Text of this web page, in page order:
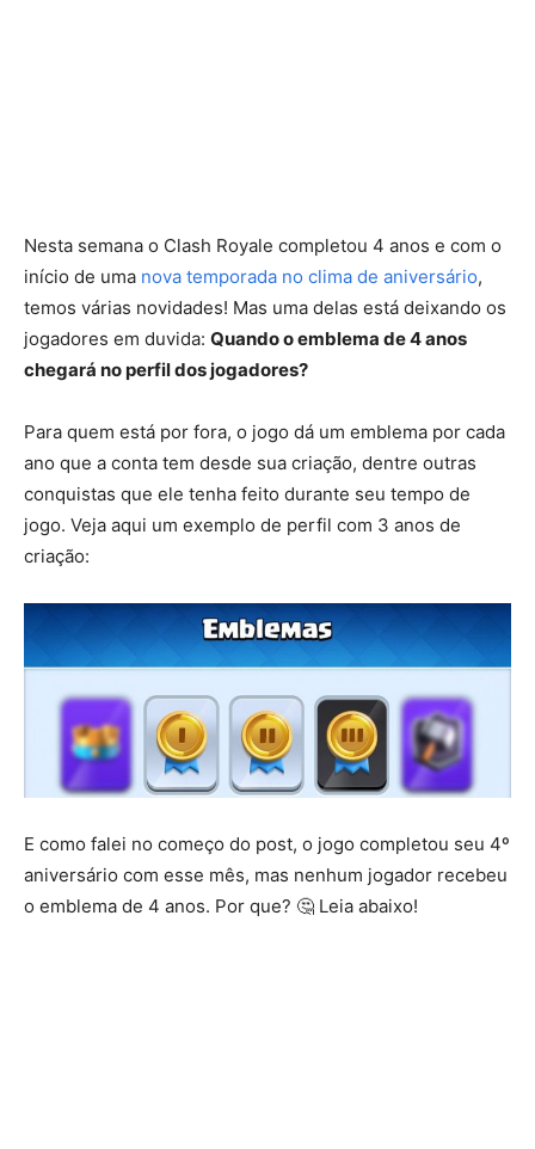
Nesta semana o Clash Royale completou 4 anos e com o
início de uma nova temporada no clima de aniversário,
temos várias novidades! Mas uma delas está deixando os
jogadores em duvida: Quando o emblema de 4 anos
chegará no perfil dos jogadores?
Para quem está por fora, o jogo dá um emblema por cada
ano que a conta tem desde sua criação, dentre outras
conquistas que ele tenha feito durante seu tempo de
jogo. Veja aqui um exemplo de perfil com 3 anos de
criação:
E como falei no começo do post, o jogo completou seu 4º
aniversário com esse mês, mas nenhum jogador recebeu
o emblema de 4 anos. Por que? 🤔 Leia abaixo!